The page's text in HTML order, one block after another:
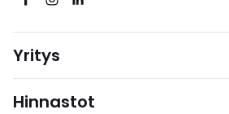
Yritys
Hinnastot